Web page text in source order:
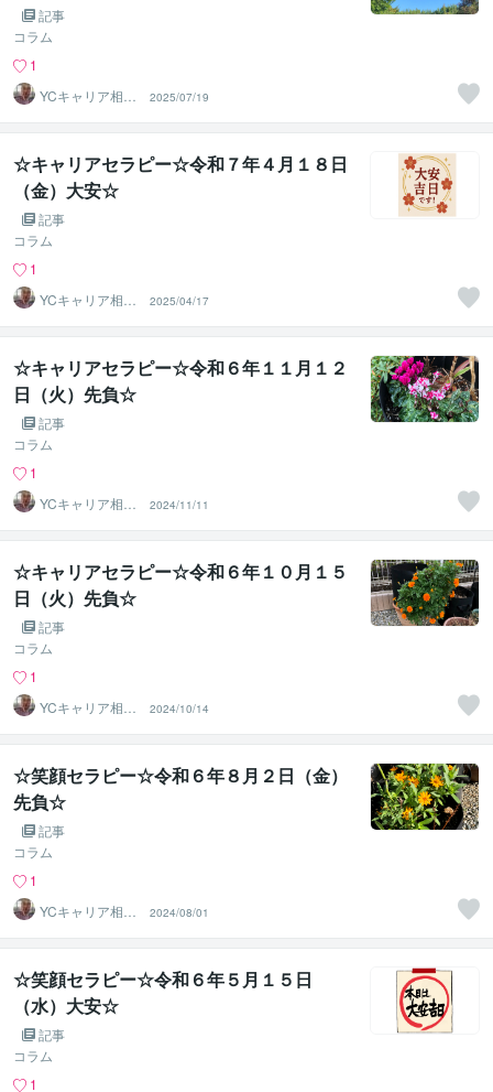
記事
コラム
1
YCキャリア相談
2025/07/19
☆キャリアセラピー☆令和７年４月１８日
（金）大安☆
記事
コラム
1
YCキャリア相談
2025/04/17
☆キャリアセラピー☆令和６年１１月１２
日（火）先負☆
記事
コラム
1
YCキャリア相談
2024/11/11
☆キャリアセラピー☆令和６年１０月１５
日（火）先負☆
記事
コラム
1
YCキャリア相談
2024/10/14
☆笑顔セラピー☆令和６年８月２日（金）
先負☆
記事
コラム
1
YCキャリア相談
2024/08/01
☆笑顔セラピー☆令和６年５月１５日
（水）大安☆
記事
コラム
1